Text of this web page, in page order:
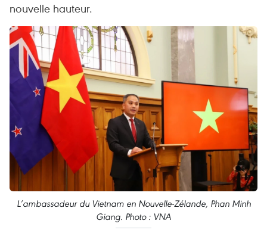
nouvelle hauteur.
L’ambassadeur du Vietnam en Nouvelle-Zélande, Phan Minh
Giang. Photo : VNA